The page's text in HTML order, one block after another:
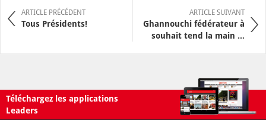
ARTICLE PRÉCÉDENT
Tous Présidents!
ARTICLE SUIVANT
Ghannouchi fédérateur à
souhait tend la main ...
Téléchargez les applications
Leaders